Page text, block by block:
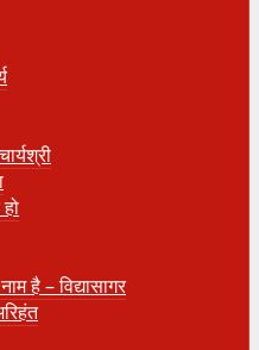
है – विद्यासागर